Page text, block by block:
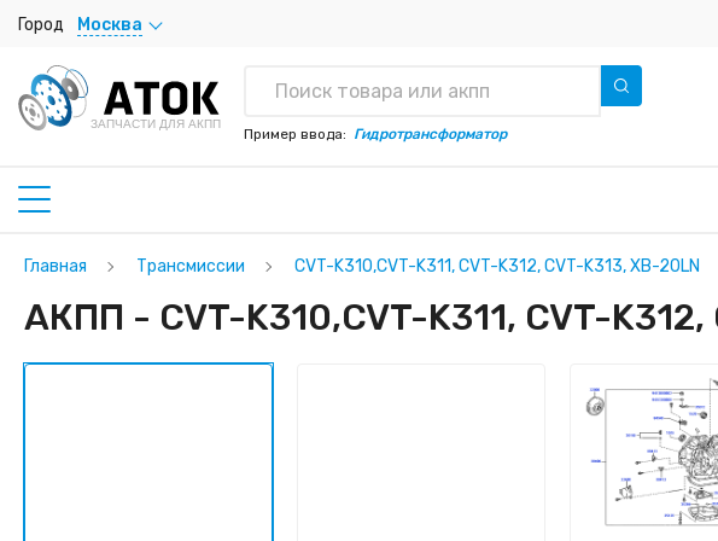
Город Москва
ЗАПЧАСТИ ДЛЯ АКПП
Пример ввода: Гидротрансформатор
Главная Трансмиссии CVT-K310,CVT-K311, CVT-K312, CVT-K313, XB-20LN
АКПП - CVT-K310,CVT-K311, CVT-